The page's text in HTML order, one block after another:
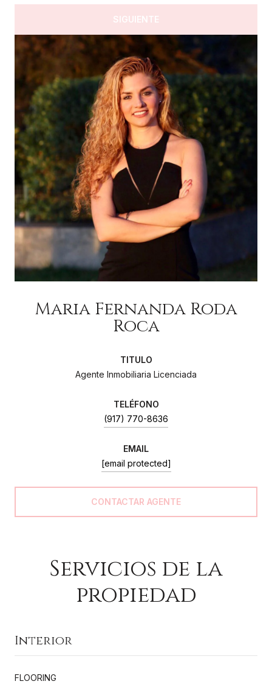
Maria Fernanda Roda
Roca
Agente Inmobiliaria Licenciada
(917) 770-8636
EMAIL
[email protected]
Servicios de la
propiedad
Interior
FLOORING